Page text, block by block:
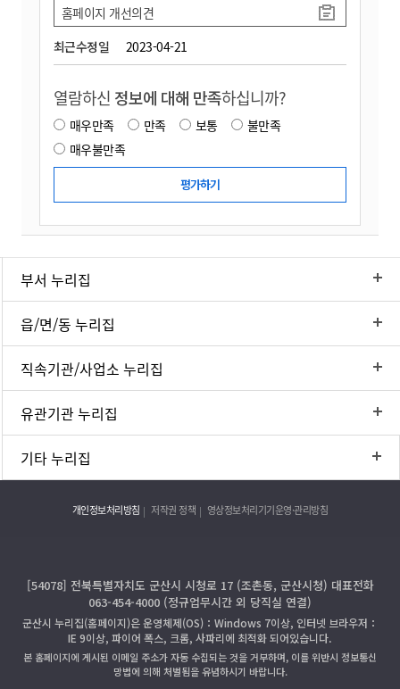
최근수정일 2023-04-21
홈페이지 개선의견
열람하신 정보에 대해 만족하십니까?
매우만족 만족 보통
불만족
매우불만족
부서 누리집
읍/면/동 누리집
직속기관/사업소 누리집
유관기관 누리집
기타 누리집
개인정보처리방침 저작권 정책 영상정보처리기기운영·관리방침
[54078] 전북특별자치도 군산시 시청로 17 (조촌동, 군산시청) 대표전화
063-454-4000 (정규업무시간 외 당직실 연결)
군산시 누리집(홈페이지)은 운영체제(OS)：Windows 7이상, 인터넷 브라우저：
IE 9이상, 파이어 폭스, 크롬, 사파리에 최적화 되어있습니다.
본 홈페이지에 게시된 이메일 주소가 자동 수집되는 것을 거부하며, 이를 위반시 정보통신
망법에 의해 처벌됨을 유념하시기 바랍니다.